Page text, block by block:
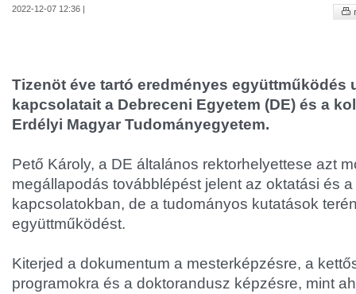
2022-12-07 12:36 |
Tizenöt éve tartó eredményes együttműködés
kapcsolatait a Debreceni Egyetem (DE) és a
Erdélyi Magyar Tudományegyetem.
Pető Károly, a DE általános rektorhelyettese azt
megállapodás továbblépést jelent az oktatási és
kapcsolatokban, de a tudományos kutatások
együttműködést.
Kiterjed a dokumentum a mesterképzésre, a
programokra és a doktorandusz képzésre, mint